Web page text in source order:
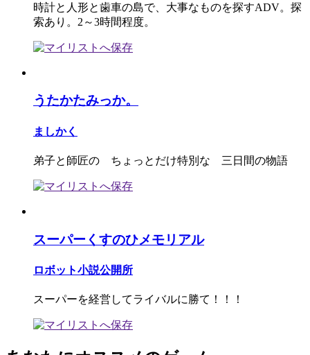
時計と人形と歯車の島で、大事なものを探すADV。探
索あり。2～3時間程度。
うたかたみっか。
ましかく
弟子と師匠の ちょっとだけ特別な 三日間の物語
スーパーくすのひメモリアル
ロボット小説公開所
スーパーを経営してライバルに勝て！！！